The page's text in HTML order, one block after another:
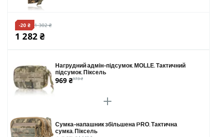
-20 ₴ 1 302 ₴
1 282 ₴
Нагрудний адмін-підсумок. MOLLE. Тактичний
підсумок. Піксель
969 ₴973 ₴
Сумка-напашник збільшена PRO. Тактична
сумка. Піксель